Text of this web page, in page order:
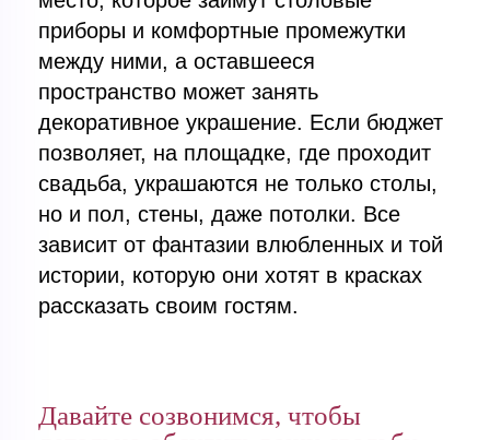
приборы и комфортные промежутки
между ними, а оставшееся
пространство может занять
декоративное украшение. Если бюджет
позволяет, на площадке, где проходит
свадьба, украшаются не только столы,
но и пол, стены, даже потолки. Все
зависит от фантазии влюбленных и той
истории, которую они хотят в красках
рассказать своим гостям.
Давайте созвонимся, чтобы